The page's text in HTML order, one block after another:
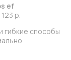
ef
р.
гибкие способы